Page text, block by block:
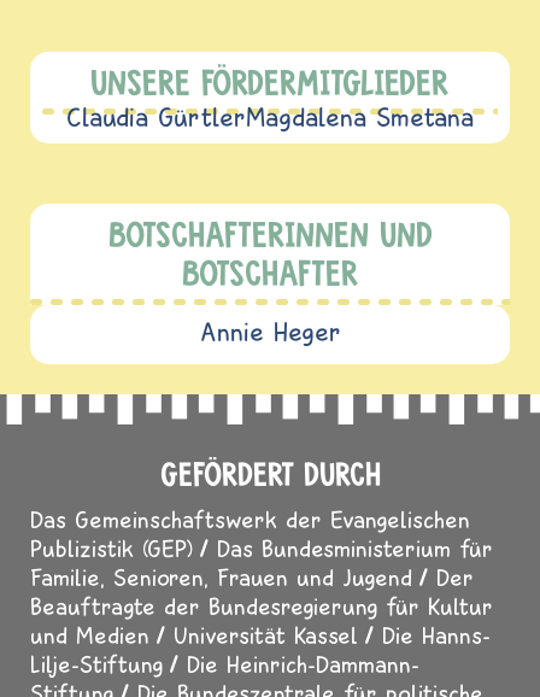
UNSERE FÖRDERMITGLIEDER
Claudia GürtlerMagdalena Smetana
BOTSCHAFTERINNEN UND
BOTSCHAFTER
Annie Heger
GEFÖRDERT DURCH
Das Gemeinschaftswerk der Evangelischen
Publizistik (GEP)
Das Bundesministerium für
Familie, Senioren, Frauen und Jugend
Der
Beauftragte der Bundesregierung für Kultur
und Medien
Universität Kassel
Die Hanns-
Lilje-Stiftung
Die Heinrich-Dammann-